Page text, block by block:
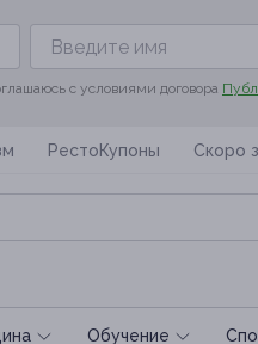
с условиями договора
РестоКупоны Скоро
Обучение